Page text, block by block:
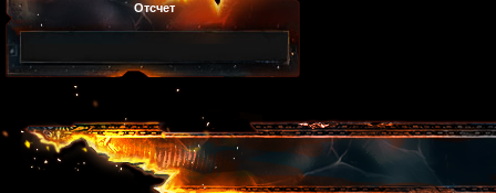
Отсчет